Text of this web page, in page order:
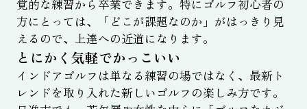
覚的な練習から卒業できます。特にゴルフ初心者の
方にとっては、「どこが課題なのか」がはっきり見
えるので、上達への近道になります。
とにかく気軽でかっこいい
インドアゴルフは単なる練習の場ではなく、最新ト
レンドを取り入れた新しいゴルフの楽しみ方です。